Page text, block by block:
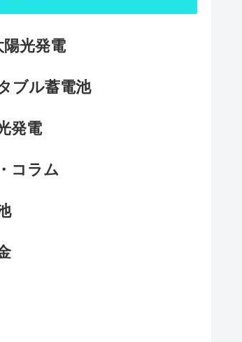
陽光発電
ブル蓄電池
発電
コラム